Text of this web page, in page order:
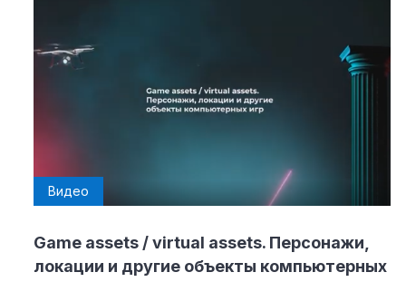
Видео
Game assets / virtual assets. Персонажи,
локации и другие объекты компьютерных